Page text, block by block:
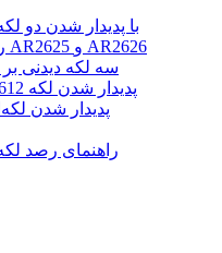
با پدیدار شدن دو
راهنمای رصد دو لکه خورشیدی AR2625 و AR2626
سه لکه دیدنی
پدیدار شدن لکه 2612 بر روی خورشید - 5 آذر 1395
پدیدار شدن
راهنمای رصد لکه